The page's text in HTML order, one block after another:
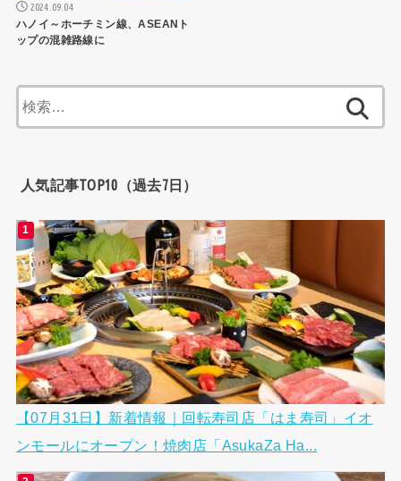
2024.09.04
ハノイ～ホーチミン線、ASEANト
ップの混雑路線に
索:
人気記事TOP10（過去7日）
【07月31日】新着情報｜回転寿司店「はま寿司」イオ
ンモールにオープン！焼肉店「AsukaZa Ha...